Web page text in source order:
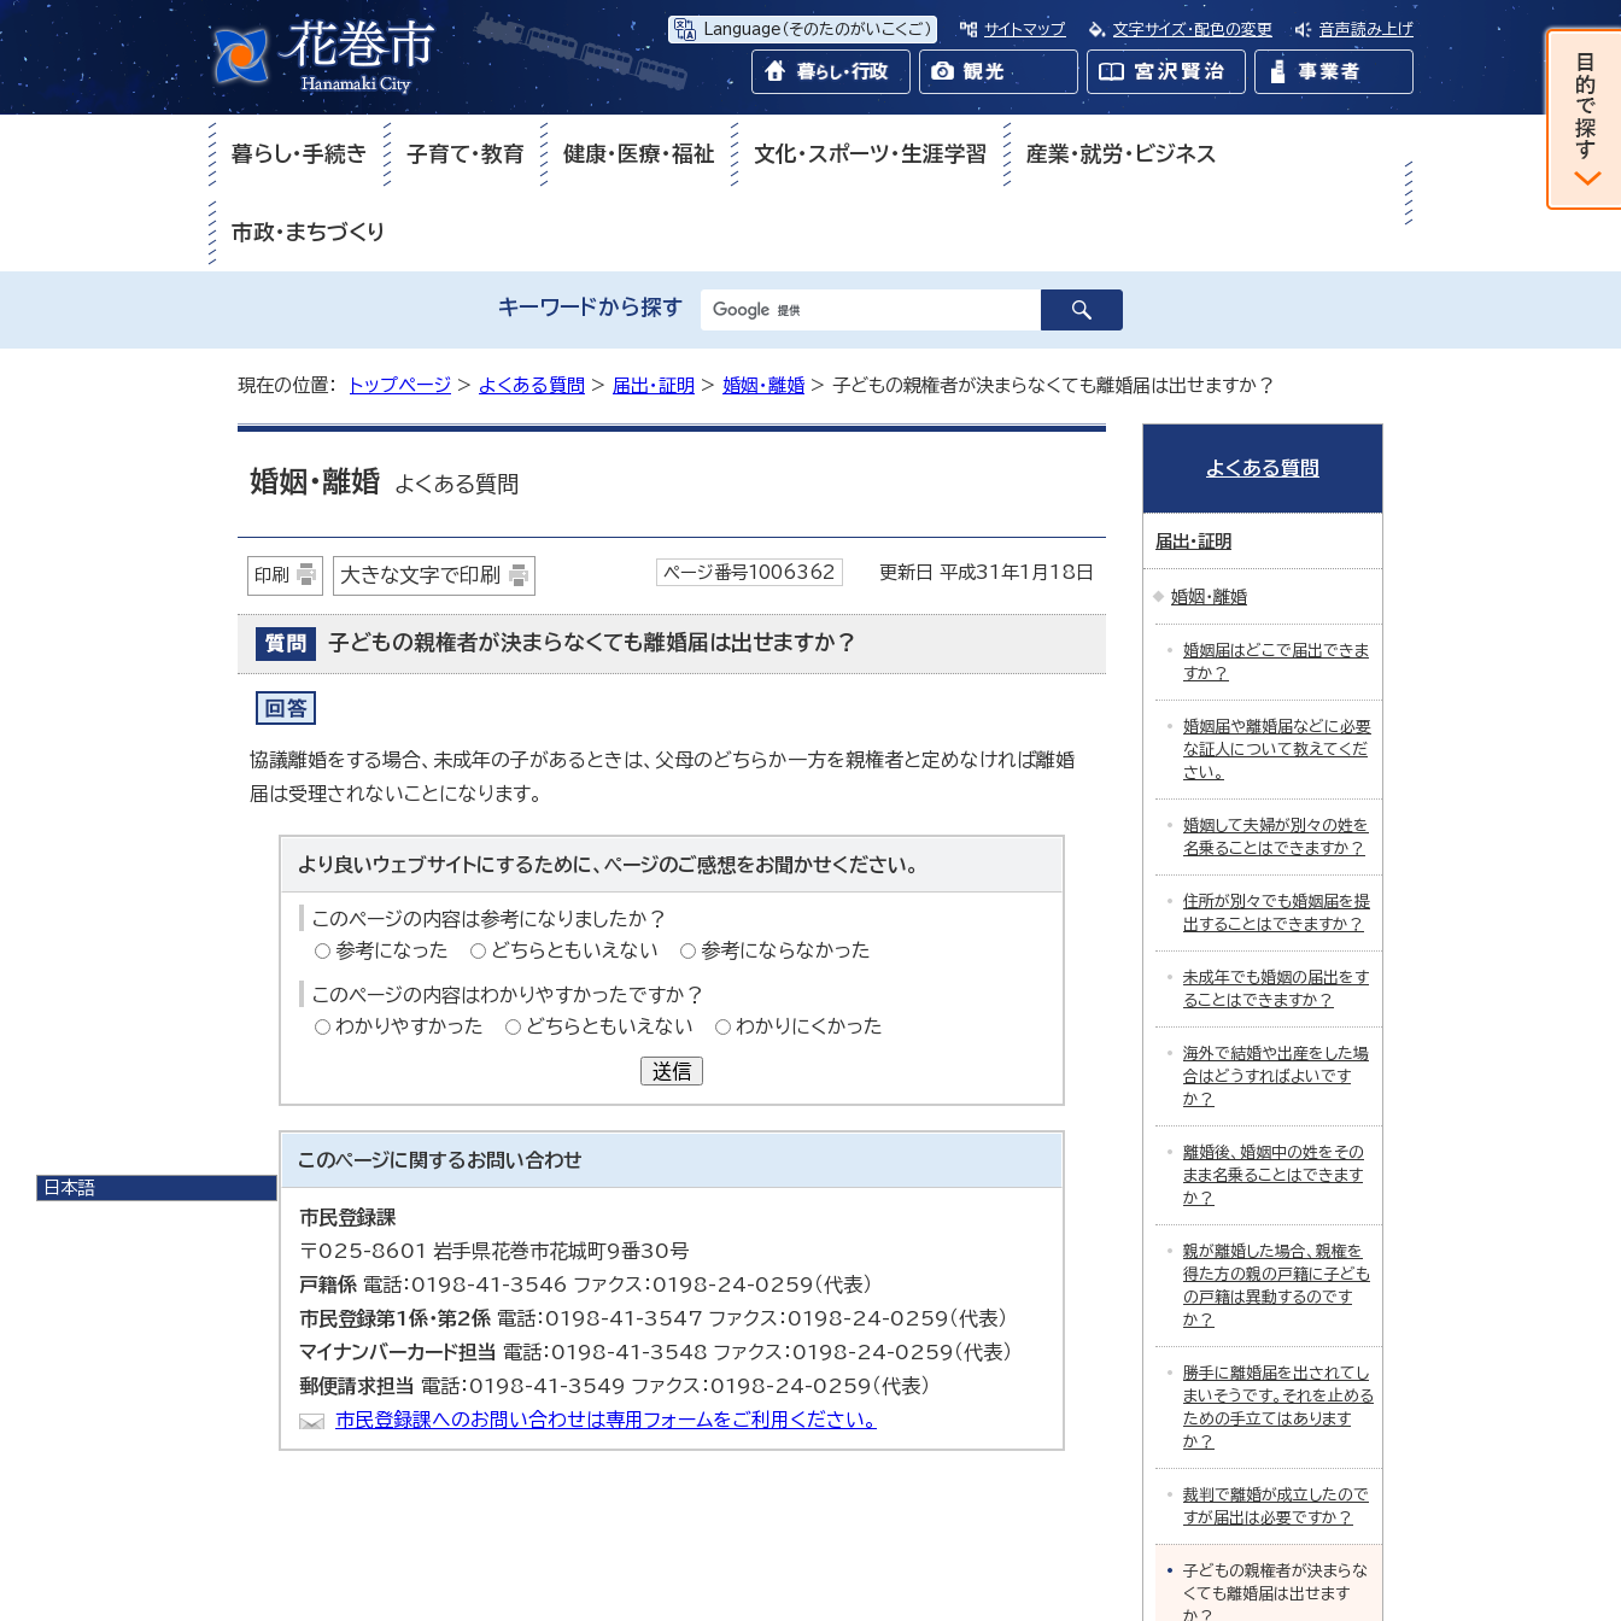
Language （そのたのがいこくご） サイトマップ 文字サイズ・配色の変更 音声読み上げ
日本語
暮らし・手続き 子育て・教育 健康・医療・福祉 文化・スポーツ・生涯学習 産業・就労・ビジネス
市政・まちづくり
キーワードから探す
現在の位置： トップページ > よくある質問 > 届出・証明 > 婚姻・離婚 > 子どもの親権者が決まらなくても離婚届は出せますか？
婚姻・離婚 よくある質問
印刷 大きな文字で印刷 ページ番号1006362 更新日 平成31年1月18日
子どもの親権者が決まらなくても離婚届は出せますか？
協議離婚をする場合、未成年の子があるときは、父母のどちらか一方を親権者と定めなければ離婚
届は受理されないことになります。
より良いウェブサイトにするために、ページのご感想をお聞かせください。
このページの内容は参考になりましたか？
参考になった
どちらともいえない 参考にならなかった
このページの内容はわかりやすかったですか？
わかりやすかった
どちらともいえない わかりにくかった
送信
このページに関するお問い合わせ
市民登録課
〒025-8601 岩手県花巻市花城町9番30号
戸籍係 電話：0198-41-3546 ファクス：0198-24-0259（代表）
市民登録第1係・第2係 電話：0198-41-3547 ファクス：0198-24-0259（代表）
マイナンバーカード担当 電話：0198-41-3548 ファクス：0198-24-0259（代表）
郵便請求担当 電話：0198-41-3549 ファクス：0198-24-0259（代表）
市民登録課へのお問い合わせは専用フォームをご利用ください。
よくある質問
届出・証明
婚姻・離婚
婚姻届はどこで届出できま
すか？
婚姻届や離婚届などに必要
な証人について教えてくだ
さい。
婚姻して夫婦が別々の姓を
名乗ることはできますか？
住所が別々でも婚姻届を提
出することはできますか？
未成年でも婚姻の届出をす
ることはできますか？
海外で結婚や出産をした場
合はどうすればよいです
か？
離婚後、婚姻中の姓をその
まま名乗ることはできます
か？
親が離婚した場合、親権を
得た方の親の戸籍に子ども
の戸籍は異動するのです
か？
勝手に離婚届を出されてし
まいそうです。それを止める
ための手立てはあります
か？
裁判で離婚が成立したので
すが届出は必要ですか？
子どもの親権者が決まらな
くても離婚届は出せます
か？